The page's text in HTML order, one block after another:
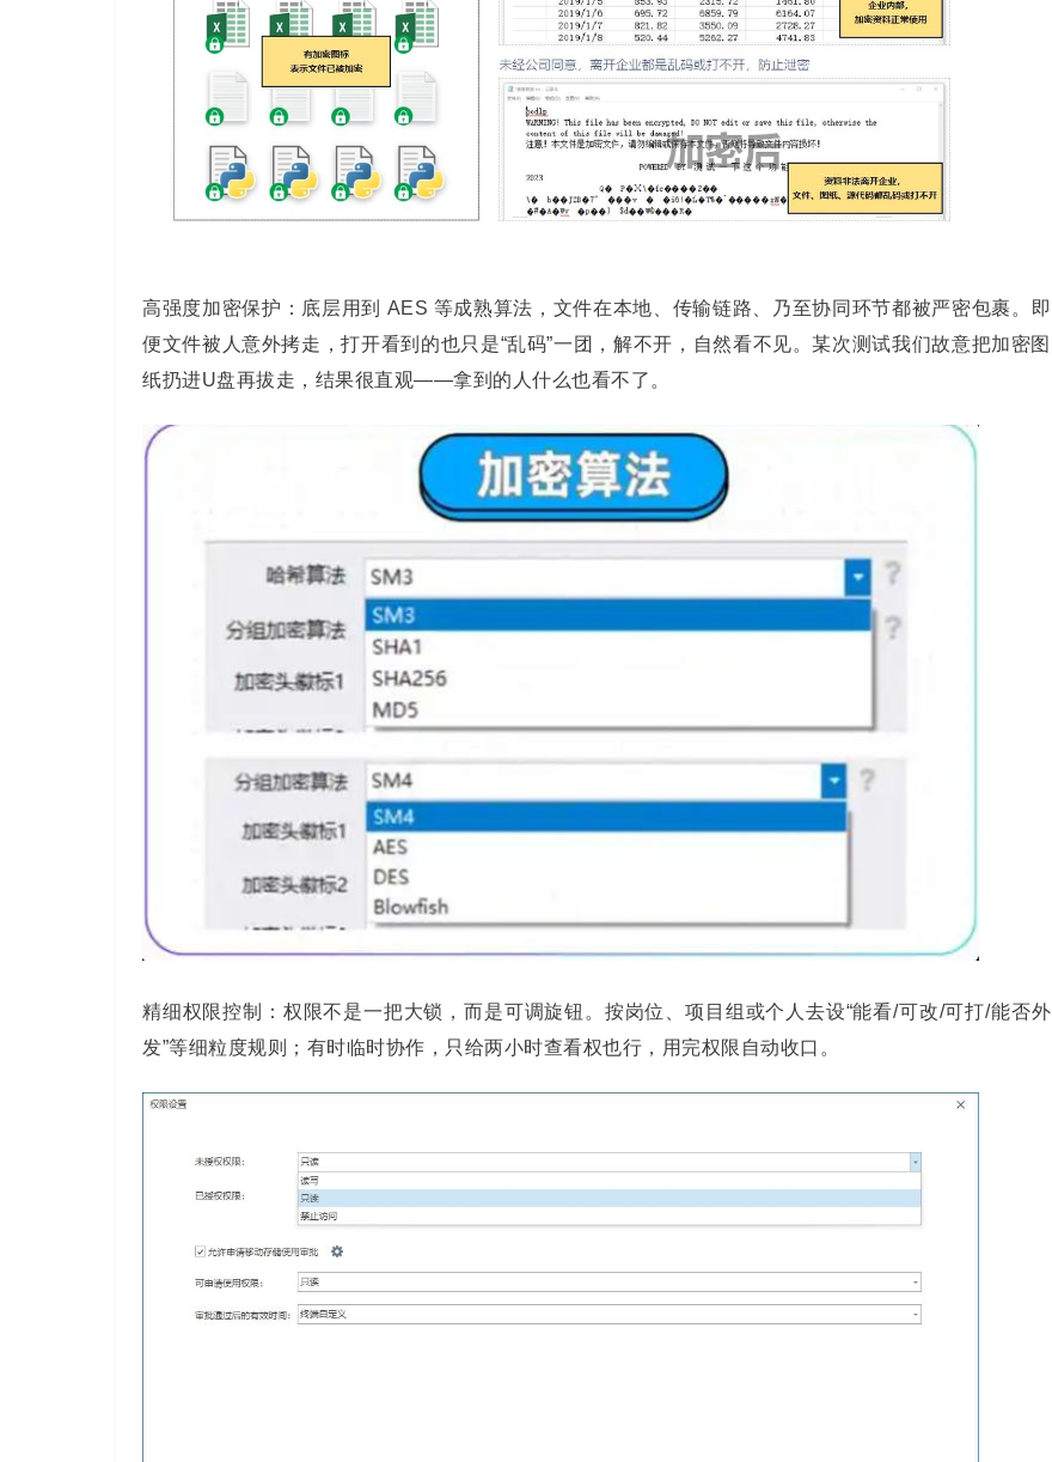
高强度加密保护：底层用到 AES 等成熟算法，文件在本地、传输链路、乃至协同环节都被严密包裹。即
便文件被人意外拷走，打开看到的也只是“乱码”一团，解不开，自然看不见。某次测试我们故意把加密图
纸扔进U盘再拔走，结果很直观——拿到的人什么也看不了。
精细权限控制：权限不是一把大锁，而是可调旋钮。按岗位、项目组或个人去设“能看/可改/可打/能否外
发”等细粒度规则；有时临时协作，只给两小时查看权也行，用完权限自动收口。